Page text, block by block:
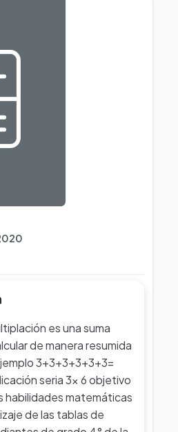
es una suma
de manera resumida
3+3+3+3+3+3=
seria 3x 6 objetivo
habilidades matemáticas
de las tablas de